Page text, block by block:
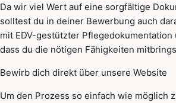
Da wir viel Wert auf eine sorgfältige
solltest du in deiner Bewerbung auch
mit EDV-gestützter Pflegedokumentation
dass du die nötigen Fähigkeiten
Bewirb dich direkt über unsere Website
Um den Prozess so einfach wie möglich